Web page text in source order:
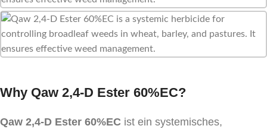
Why Qaw 2,4-D Ester 60%EC?
Qaw 2,4-D Ester 60%EC ist ein systemisches,